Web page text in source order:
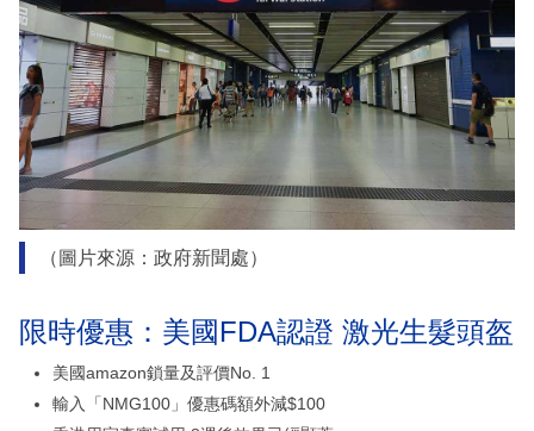
（圖片來源：政府新聞處）
限時優惠：美國FDA認證 激光生髮頭盔
美國amazon鎖量及評價No. 1
輸入「NMG100」優惠碼額外減$100